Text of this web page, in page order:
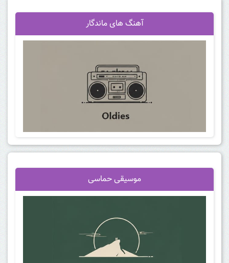
آهنگ های ماندگار
موسیقی حماسی